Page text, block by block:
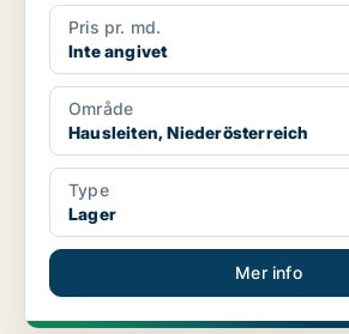
Pris pr. md.
Inte angivet
Område
Hausleiten, Niederösterreich
Type
Lager
Mer info